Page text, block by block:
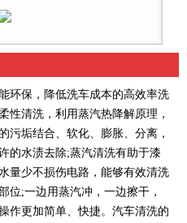
环保，降低洗车成本的高效率洗
性清洗，利用蒸汽热降解原理，
污垢结合、软化、膨胀、分离，
的水渍去除;蒸汽清洗有助于漆
量少不损伤电路，能够有效清洗
位;一边用蒸汽冲，一边擦干，
作更加简单、快捷。汽车清洗的